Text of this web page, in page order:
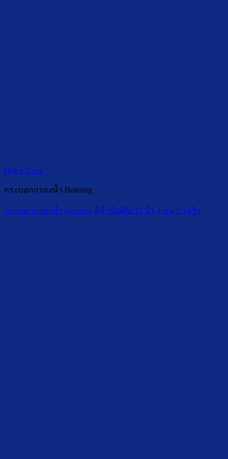
Quick View
กระบอกกรองน้ำ Housing
กระบอกกรองน้ำ Housing สีน้ำเงินทึบ 10 นิ้ว 4 หุน 2 โอริง